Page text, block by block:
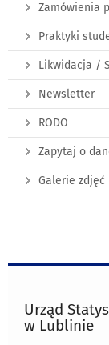
Zamówienia
Praktyki
Likwidacja /
Newsletter
RODO
Zapytaj o
Galerie zdjęć
Urząd
w Lublinie